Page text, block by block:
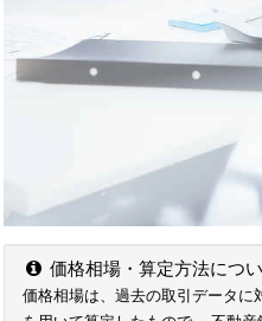
価格相場・算定方法につ
価格相場は、過去の取引データに